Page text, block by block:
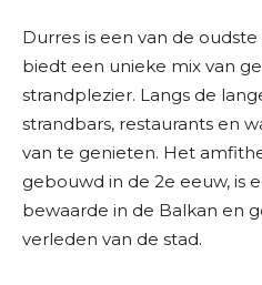
Durres is een van de
biedt een unieke mix van
strandplezier. Langs de
strandbars, restaurants en
van te genieten. Het
gebouwd in de 2e eeuw, is
bewaarde in de Balkan en
verleden van de stad.